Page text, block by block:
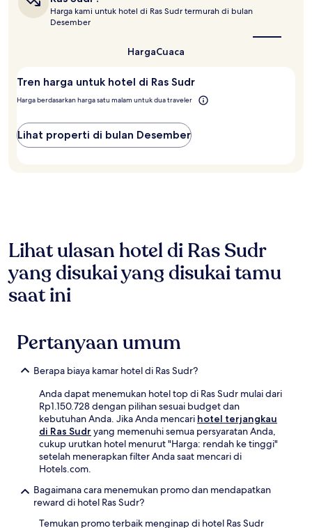
terbaik
untuk
mengunjungi
Harga kami untuk hotel di Ras Sudr termurah di bulan
Desember
HargaCuaca
Tren harga untuk hotel di Ras Sudr
Harga berdasarkan harga satu malam untuk dua traveler
Lihat properti di bulan Desember
Lihat ulasan hotel di Ras Sudr
yang disukai yang disukai tamu
saat ini
Pertanyaan umum
Berapa biaya kamar hotel di Ras Sudr?
Anda dapat menemukan hotel top di Ras Sudr mulai dari
Rp1.150.728 dengan pilihan sesuai budget dan
kebutuhan Anda. Jika Anda mencari hotel terjangkau
di Ras Sudr yang memenuhi semua persyaratan Anda,
cukup urutkan hotel menurut "Harga: rendah ke tinggi"
setelah menerapkan filter Anda saat mencari di
Hotels.com.
Bagaimana cara menemukan promo dan mendapatkan
reward di hotel Ras Sudr?
Temukan promo terbaik menginap di hotel Ras Sudr